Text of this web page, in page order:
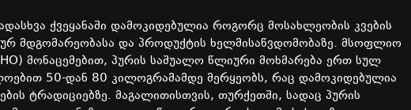
ქვეყანაში დამოკიდებულია როგორც მოსახლეობის კვების
მდგომარეობასა და პროდუქტის ხელმისაწვდომობაზე. მსოფლიო
მონაცემებით, პურის საშუალო წლიური მოხმარება ერთ სულ
50-დან 80 კილოგრამამდე მერყეობს, რაც დამოკიდებულია
ტრადიციებზე. მაგალითისთვის, თურქეთში, სადაც პურის